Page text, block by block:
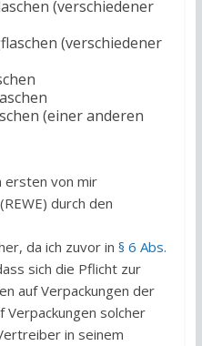
(verschiedener
(verschiedener
(einer anderen
ersten von mir
durch den
da ich zuvor in § 6 Abs.
sich die Pflicht zur
auf Verpackungen der
Verpackungen solcher
in seinem